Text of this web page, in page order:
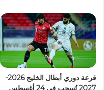
قرعة دوري أبطال الخليج 2026-
2027 تُسحب في 24 أغسطس